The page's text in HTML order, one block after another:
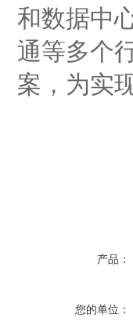
和数据中
通等多个
案，为实
产品：
您的单位：